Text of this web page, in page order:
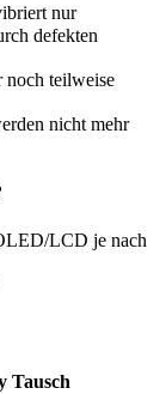
nur
defekten
noch teilweise
nicht mehr
LCD je nach
Tausch